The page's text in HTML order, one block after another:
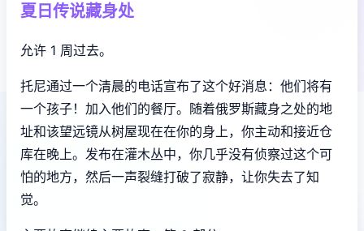
夏日传说藏身处
允许 1 周过去。
托尼通过一个清晨的电话宣布了这个好消息：他们将有
一个孩子！加入他们的餐厅。随着俄罗斯藏身之处的地
址和该望远镜从树屋现在在你的身上，你主动和接近仓
库在晚上。发布在灌木丛中，你几乎没有侦察过这个可
怕的地方，然后一声裂缝打破了寂静，让你失去了知
觉。